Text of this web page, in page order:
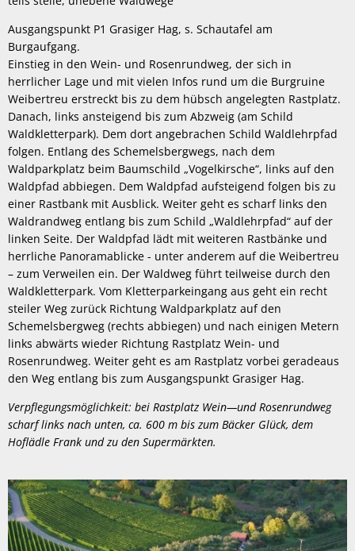
Ausgangspunkt P1 Grasiger Hag, s. Schautafel am
Burgaufgang.
Einstieg in den Wein- und Rosenrundweg, der sich in
herrlicher Lage und mit vielen Infos rund um die Burgruine
Weibertreu erstreckt bis zu dem hübsch angelegten Rastplatz.
Danach, links ansteigend bis zum Abzweig (am Schild
Waldkletterpark). Dem dort angebrachen Schild Waldlehrpfad
folgen. Entlang des Schemelsbergwegs, nach dem
Waldparkplatz beim Baumschild „Vogelkirsche“, links auf den
Waldpfad abbiegen. Dem Waldpfad aufsteigend folgen bis zu
einer Rastbank mit Ausblick. Weiter geht es scharf links den
Waldrandweg entlang bis zum Schild „Waldlehrpfad“ auf der
linken Seite. Der Waldpfad lädt mit weiteren Rastbänke und
herrliche Panoramablicke - unter anderem auf die Weibertreu
– zum Verweilen ein. Der Waldweg führt teilweise durch den
Waldkletterpark. Vom Kletterparkeingang aus geht ein recht
steiler Weg zurück Richtung Waldparkplatz auf den
Schemelsbergweg (rechts abbiegen) und nach einigen Metern
links abwärts wieder Richtung Rastplatz Wein- und
Rosenrundweg. Weiter geht es am Rastplatz vorbei geradeaus
den Weg entlang bis zum Ausgangspunkt Grasiger Hag.
Verpflegungsmöglichkeit: bei Rastplatz Wein—und Rosenrundweg
scharf links nach unten, ca. 600 m bis zum Bäcker Glück, dem
Hoflädle Frank und zu den Supermärkten.